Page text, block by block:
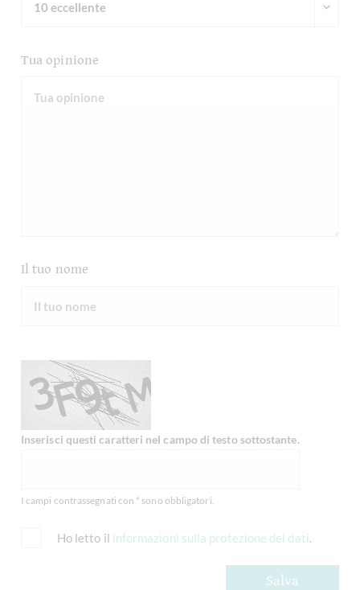
Tua opinione
Il tuo nome
Inserisci questi caratteri nel campo di testo sottostante.
I campi contrassegnati con * sono obbligatori.
Ho letto il informazioni sulla protezione dei dati.
Salva